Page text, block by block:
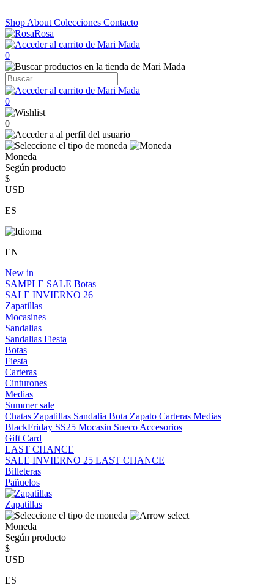
Shop About Colecciones Contacto
0
0
0
Moneda
Según producto
$
USD
ES
EN
New in
SAMPLE SALE Botas
SALE INVIERNO 26
Zapatillas
Mocasines
Sandalias
Sandalias Fiesta
Botas
Fiesta
Carteras
Cinturones
Medias
Summer sale
Chatas Zapatillas Sandalia Bota Zapato Carteras Medias
BlackFriday SS25 Mocasin Sueco Accesorios
Gift Card
LAST CHANCE
SALE INVIERNO 25 LAST CHANCE
Billeteras
Pañuelos
Zapatillas
Moneda
Según producto
$
USD
ES